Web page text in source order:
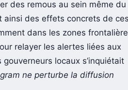
des remous au sein même du
ainsi des effets concrets de ces
dans les zones frontalières
relayer les alertes liées aux
locaux s’inquiétait
ne perturbe la diffusion